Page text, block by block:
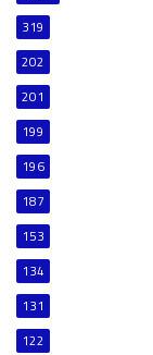
319
202
201
199
196
187
153
134
131
122